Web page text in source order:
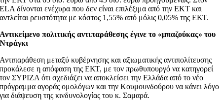
ELA δίνονται ενέχυρα που δεν είναι επιλέξιμα από την EKT και
αντλείται ρευστότητα με κόστος 1,55% από μόλις 0,05% της ΕΚΤ.
Αντικείμενο πολιτικής αντιπαράθεσης έγινε το «μπαζούκας» του
Ντράγκι
Αντιπαράθεση μεταξύ κυβέρνησης και αξιωματικής αντιπολίτευσης
προκάλεσε η απόφαση της ΕΚΤ, με τον πρωθυπουργό να κατηγορεί
τον ΣΥΡΙΖΑ ότι σχεδιάζει να αποκλείσει την Ελλάδα από το νέο
πρόγραμμα αγοράς ομολόγων και την Κουμουνδούρου να κάνει λόγο
για διάψευση της κινδυνολογίας του κ. Σαμαρά.